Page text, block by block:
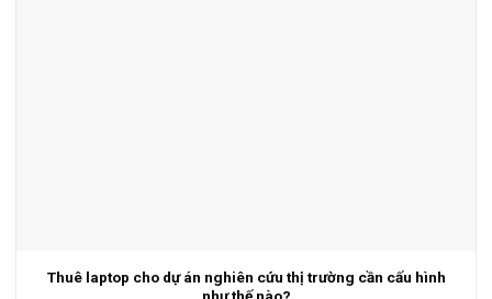
Thuê laptop cho dự án nghiên cứu thị trường cần cấu hình